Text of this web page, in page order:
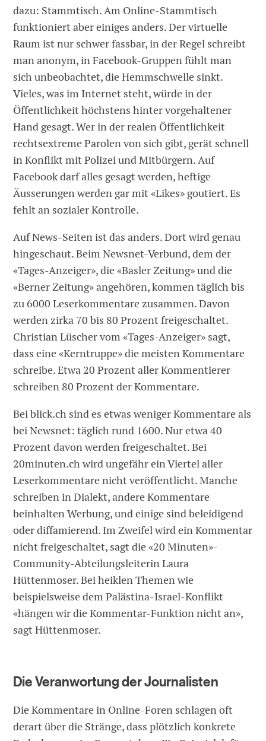
dazu: Stammtisch. Am Online-Stammtisch
funktioniert aber einiges anders. Der virtuelle
Raum ist nur schwer fassbar, in der Regel schreibt
man anonym, in Facebook-Gruppen fühlt man
sich unbeobachtet, die Hemmschwelle sinkt.
Vieles, was im Internet steht, würde in der
Öffentlichkeit höchstens hinter vorgehaltener
Hand gesagt. Wer in der realen Öffentlichkeit
rechtsextreme Parolen von sich gibt, gerät schnell
in Konflikt mit Polizei und Mitbürgern. Auf
Facebook darf alles gesagt werden, heftige
Äusserungen werden gar mit «Likes» goutiert. Es
fehlt an sozialer Kontrolle.
Auf News-Seiten ist das anders. Dort wird genau
hingeschaut. Beim Newsnet-Verbund, dem der
«Tages-Anzeiger», die «Basler Zeitung» und die
«Berner Zeitung» angehören, kommen täglich bis
zu 6000 Leserkommentare zusammen. Davon
werden zirka 70 bis 80 Prozent freigeschaltet.
Christian Lüscher vom «Tages-Anzeiger» sagt,
dass eine «Kerntruppe» die meisten Kommentare
schreibe. Etwa 20 Prozent aller Kommentierer
schreiben 80 Prozent der Kommentare.
Bei blick.ch sind es etwas weniger Kommentare als
bei Newsnet: täglich rund 1600. Nur etwa 40
Prozent davon werden freigeschaltet. Bei
20minuten.ch wird ungefähr ein Viertel aller
Leserkommentare nicht veröffentlicht. Manche
schreiben in Dialekt, andere Kommentare
beinhalten Werbung, und einige sind beleidigend
oder diffamierend. Im Zweifel wird ein Kommentar
nicht freigeschaltet, sagt die «20 Minuten»-
Community-Abteilungsleiterin Laura
Hüttenmoser. Bei heiklen Themen wie
beispielsweise dem Palästina-Israel-Konflikt
«hängen wir die Kommentar-Funktion nicht an»,
sagt Hüttenmoser.
Die Veranwortung der Journalisten
Die Kommentare in Online-Foren schlagen oft
derart über die Stränge, dass plötzlich konkrete